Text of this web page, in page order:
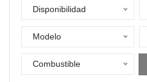
Disponibilidad
Modelo
Combustible